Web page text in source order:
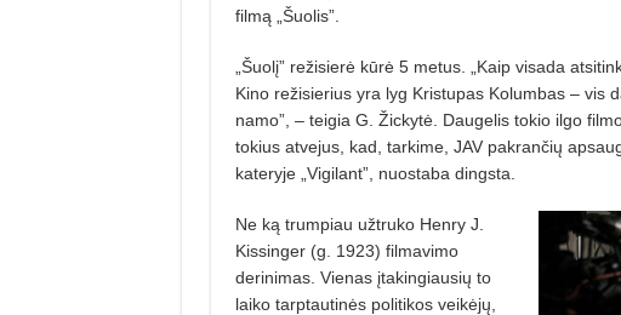
filmą „Šuolis”.
„Šuolį” režisierė kūrė 5 metus. „Kaip visada
Kino režisierius yra lyg Kristupas Kolumbas – vis
namo”, – teigia G. Žickytė. Daugelis tokio ilgo
tokius atvejus, kad, tarkime, JAV pakrančių
kateryje „Vigilant”, nuostaba dingsta.
Ne ką trumpiau užtruko Henry J.
Kissinger (g. 1923) filmavimo
derinimas. Vienas įtakingiausių to
laiko tarptautinės politikos veikėjų,